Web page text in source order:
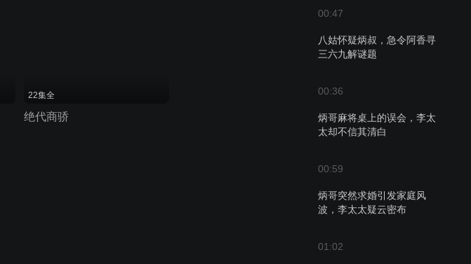
00:47
八姑怀疑炳叔，急令阿香寻
三六九解谜题
00:36
炳哥麻将桌上的误会，李太
太却不信其清白
00:59
炳哥突然求婚引发家庭风
波，李太太疑云密布
01:02
22集全
绝代商骄